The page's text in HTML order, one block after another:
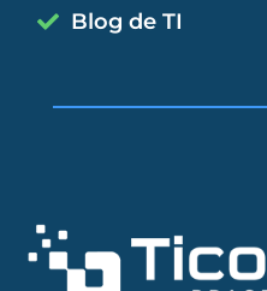
Blog de TI